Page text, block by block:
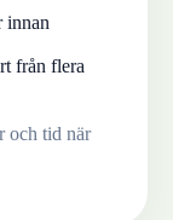
innan
från flera
och tid när